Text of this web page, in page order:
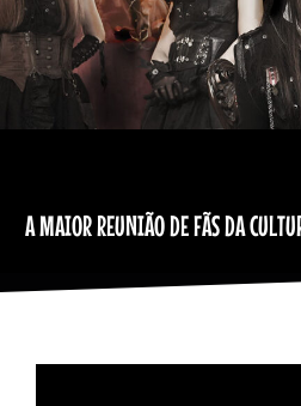
A MAIOR REUNIÃO DE FÃS DA